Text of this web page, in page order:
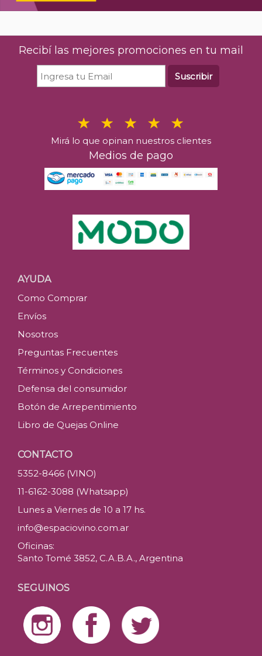
Recibí las mejores promociones en tu mail
Suscribir
Mirá lo que opinan nuestros clientes
Medios de pago
AYUDA
Como Comprar
Envíos
Nosotros
Preguntas Frecuentes
Términos y Condiciones
Defensa del consumidor
Botón de Arrepentimiento
Libro de Quejas Online
CONTACTO
5352-8466 (VINO)
11-6162-3088 (Whatsapp)
Lunes a Viernes de 10 a 17 hs.
info@espaciovino.com.ar
Oficinas:
Santo Tomé 3852, C.A.B.A., Argentina
SEGUINOS